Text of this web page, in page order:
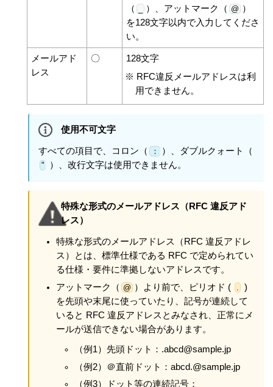
（
）、アットマーク（ @ ）
を128文字以内で入力してくださ
い。
メールアド
レス
〇
128文字
※ RFC違反メールアドレスは利
用できません。
使用不可文字
すべての項目で、コロン（ ： ）、ダブルクォート（
" ）、改行文字は使用できません。
特殊な形式のメールアドレス（RFC 違反アド
レス）
特殊な形式のメールアドレス（RFC 違反アドレ
ス）とは、標準仕様である RFC で定められてい
る仕様・要件に準拠しないアドレスです。
アットマーク（ @ ）より前で、ピリオド (
)
を先頭や末尾に使っていたり、記号が連続して
いると RFC 違反アドレスとみなされ、正常にメ
ールが送信できない場合があります。
（例1）先頭ドット：.abcd@sample.jp
（例2）＠直前ドット：abcd.@sample.jp
（例3）ドット等の連続記号：